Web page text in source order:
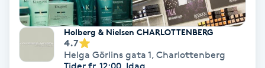
Barber
Barnklippning
Holberg & Nielsen CHARLOTTENBERG
4.7
Helga Görlins gata 1, Charlottenberg